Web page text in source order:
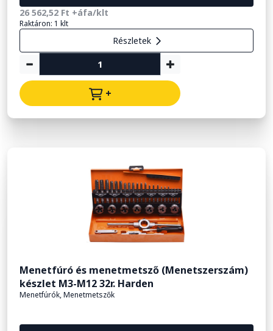
26 562,52 Ft +áfa/klt
Raktáron: 1 klt
Részletek
+
Menetfúró és menetmetsző (Menetszerszám)
készlet M3-M12 32r. Harden
Menetfúrók, Menetmetszők